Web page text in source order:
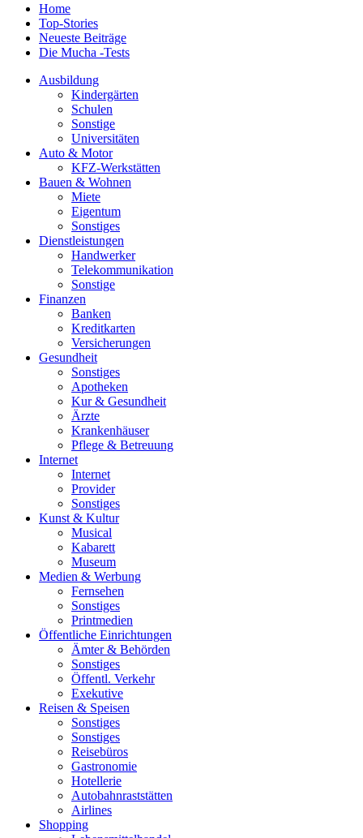
Home
Top-Stories
Neueste Beiträge
Die Mucha -Tests
Ausbildung
Kindergärten
Schulen
Sonstige
Universitäten
Auto & Motor
KFZ-Werkstätten
Bauen & Wohnen
Miete
Eigentum
Sonstiges
Dienstleistungen
Handwerker
Telekommunikation
Sonstige
Finanzen
Banken
Kreditkarten
Versicherungen
Gesundheit
Sonstiges
Apotheken
Kur & Gesundheit
Ärzte
Krankenhäuser
Pflege & Betreuung
Internet
Internet
Provider
Sonstiges
Kunst & Kultur
Musical
Kabarett
Museum
Medien & Werbung
Fernsehen
Sonstiges
Printmedien
Öffentliche Einrichtungen
Ämter & Behörden
Sonstiges
Öffentl. Verkehr
Exekutive
Reisen & Speisen
Sonstiges
Sonstiges
Reisebüros
Gastronomie
Hotellerie
Autobahnraststätten
Airlines
Shopping